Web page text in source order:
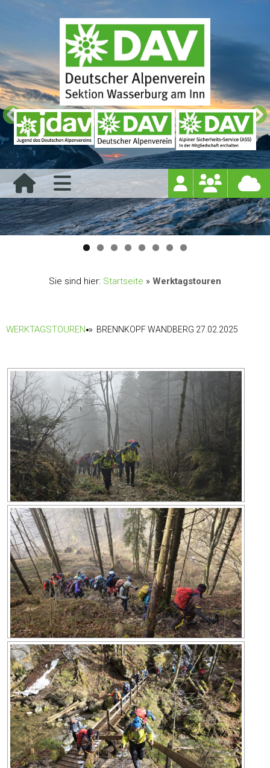
Sie sind hier: Startseite » Werktagstouren
WERKTAGSTOUREN » BRENNKOPF WANDBERG 27.02.2025